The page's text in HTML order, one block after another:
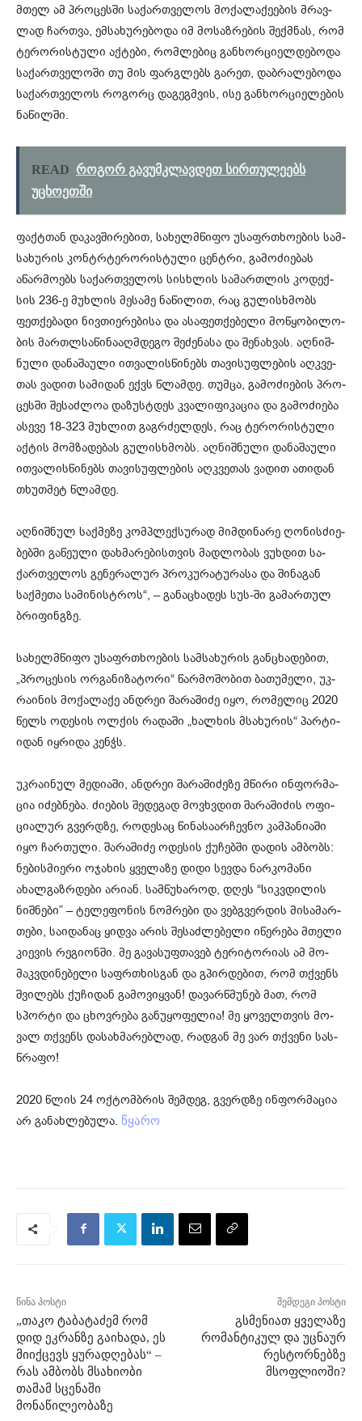
მთელ ამ პრო­ცეს­ში სა­ქარ­თვე­ლოს მო­ქა­ლა­ქე­ე­ბის მრავ­
ლად ჩარ­თვა, ემ­სა­ხუ­რე­ბო­და იმ მო­საზ­რე­ბის შექ­მნას, რომ
ტე­რო­რის­ტუ­ლი აქ­ტე­ბი, რომ­ლე­ბიც გან­ხორ­ცი­ელ­დე­ბო­და
სა­ქარ­თვე­ლო­ში თუ მის ფარ­გლებს გა­რეთ, დაბ­რა­ლე­ბო­და
სა­ქარ­თვე­ლოს რო­გორც და­გეგ­მვის, ისე გან­ხორ­ცი­ე­ლე­ბის
ნა­წილ­ში.
READ როგორ გავუმკლავდეთ სირთულეებს
უცხოეთში
ფაქტთან და­კავ­ში­რე­ბით, სა­ხელ­მწი­ფო უსაფრ­თხო­ე­ბის სამ­
სა­ხუ­რის კონ­ტრტე­რო­რის­ტუ­ლი ცენ­ტრი, გა­მო­ძი­ე­ბას
აწარ­მო­ებს სა­ქარ­თვე­ლოს სის­ხლის სა­მარ­თლის კო­დექ­
სის 236-ე მუხ­ლის მე­სა­მე ნა­წი­ლით, რაც გუ­ლის­ხმობს
ფეთ­ქე­ბა­დი ნივ­თი­ე­რე­ბი­სა და ასა­ფეთ­ქე­ბე­ლი მო­წყო­ბი­ლო­
ბის მარ­თლსა­წი­ნა­აღ­მდე­გო შე­ძე­ნა­სა და შე­ნახ­ვას. აღ­ნიშ­
ნუ­ლი და­ნა­შა­უ­ლი ით­ვა­ლის­წი­ნებს თა­ვი­სუფ­ლე­ბის აღ­კვე­
თას ვა­დით სა­მი­დან ექვს წლამ­დე. თუმ­ცა, გა­მო­ძი­ე­ბის პრო­
ცეს­ში შე­საძ­ლოა და­ზუს­ტდეს კვა­ლი­ფი­კა­ცია და გა­მო­ძი­ე­ბა
ასე­ვე 18-323 მუხ­ლით გაგ­რძელ­დეს, რაც ტე­რო­რის­ტუ­ლი
აქ­ტის მომ­ზა­დე­ბას გუ­ლის­ხმობს. აღ­ნიშ­ნუ­ლი და­ნა­შა­უ­ლი
ით­ვა­ლის­წი­ნებს თა­ვი­სუფ­ლე­ბის აღ­კვე­თას ვა­დით ათი­დან
თხუთ­მეტ წლამ­დე.
აღ­ნიშ­ნულ საქ­მე­ზე კომ­პლექ­სუ­რად მიმ­დი­ნა­რე ღო­ნის­ძი­ე­
ბებ­ში გა­წე­უ­ლი დახ­მა­რე­ბის­თვის მად­ლო­ბას ვუხ­დით სა­
ქარ­თვე­ლოს გე­ნე­რა­ლურ პრო­კუ­რა­ტუ­რა­სა და ში­ნა­გან
საქ­მე­თა სა­მი­ნის­ტროს“, – გა­ნა­ცხა­დეს სუს-ში გა­მარ­თულ
ბრი­ფინგზე.
სა­ხელ­მწი­ფო უსაფრ­თხო­ე­ბის სამ­სა­ხუ­რის გან­ცხა­დე­ბით,
„პრო­ცე­სის ორ­გა­ნი­ზა­ტო­რი“ წარ­მო­შო­ბით ბა­თუ­მე­ლი, უკ­
რა­ი­ნის მო­ქა­ლა­ქე ან­დრეი შა­რა­ში­ძე იყო, რო­მე­ლიც 2020
წელს ოდე­სის ოლ­ქის რა­და­ში „ხალ­ხის მსა­ხუ­რის“ პარ­ტი­
ი­დან იყ­რი­და კენ­ჭს.
უკ­რა­ი­ნულ მე­დი­ა­ში, ან­დრეი შა­რა­ში­ძე­ზე მწი­რი ინ­ფორ­მა­
ცია იძებ­ნე­ბა. ძი­ე­ბის შე­დე­გად მოვ­ხვდით შა­რა­ში­ძის ოფი­
ცი­ა­ლურ გვერ­დზე, რო­დე­საც წი­ნა­სა­არ­ჩევ­ნო კამ­პა­ნი­ა­ში
იყო ჩარ­თუ­ლი. შა­რა­ში­ძე ოდე­სის ქუ­ჩებ­ში და­დის ამ­ბობს:
ნე­ბის­მი­ე­რი ოჯა­ხის ყვე­ლა­ზე დიდი სევ­და ნარ­კო­მა­ნი
ახალ­გაზ­რდე­ბი არი­ან. სამ­წუ­ხა­როდ, დღეს “სიკ­ვდი­ლის
ნიშ­ნე­ბი” – ტე­ლე­ფო­ნის ნომ­რე­ბი და ვებგ­ვერ­დის მი­სა­მარ­
თე­ბი, სა­ი­და­ნაც ყიდ­ვა არის შე­საძ­ლე­ბე­ლი იწე­რე­ბა მთე­ლი
კი­ე­ვის რე­გი­ონ­ში. მე გა­ვა­სუფ­თა­ვებ ტე­რი­ტო­რი­ას ამ მო­
მაკ­ვდი­ნე­ბე­ლი საფრ­თხის­გან და გპირ­დე­ბით, რომ თქვენს
შვი­ლებს ქუ­ჩი­დან გა­მო­ვიყ­ვან! და­ვარ­წმუ­ნებ მათ, რომ
სპორ­ტი და ცხოვ­რე­ბა გა­ნუ­ყო­ფე­ლია! მე ყო­ველ­თვის მო­
ვალ თქვენს და­სახ­მა­რებ­ლად, რად­გან მე ვარ თქვე­ნი სას­
წრა­ფო!
2020 წლის 24 ოქ­ტომ­ბრის შემ­დეგ, გვერ­დზე ინ­ფორ­მა­ცია
არ გა­ნახ­ლე­ბუ­ლა. წყარო
წინა პოსტი
„თაკო ტაბატაძემ რომ
დიდ ეკრანზე გაიხადა, ეს
მიიქცევს ყურადღებას“ –
რას ამბობს მსახიობი
თამამ სცენაში
მონაწილეობაზე
შემდეგი პოსტი
გსმენიათ ყველაზე
რომანტიკულ და უცნაურ
რესტორნებზე
მსოფლიოში?